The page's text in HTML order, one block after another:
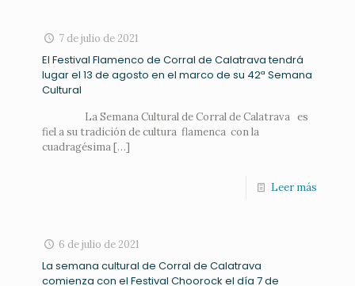
7 de julio de 2021
El Festival Flamenco de Corral de Calatrava tendrá
lugar el 13 de agosto en el marco de su 42ª Semana
Cultural
La Semana Cultural de Corral de Calatrava es
fiel a su tradición de cultura flamenca con la
cuadragésima[…]
Leer más
6 de julio de 2021
La semana cultural de Corral de Calatrava
comienza con el Festival Choorock el día 7 de